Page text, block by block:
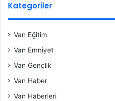
Kategoriler
Van Eğitim
Van Emniyet
Van Gençlik
Van Haber
Van Haberleri